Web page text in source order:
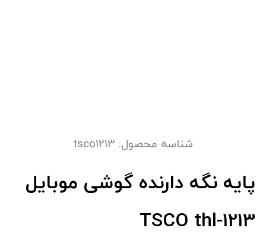
شناسه محصول: tsco1213
پایه نگه دارنده گوشی موبایل
TSCO thl-1213